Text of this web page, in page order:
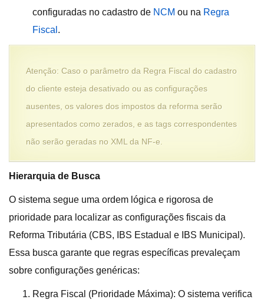
configuradas no cadastro de NCM ou na Regra
Fiscal .
Atenção: Caso o parâmetro da Regra Fiscal do cadastro
do cliente esteja desativado ou as configurações
ausentes, os valores dos impostos da reforma serão
apresentados como zerados, e as tags correspondentes
não serão geradas no XML da NF-e.
Hierarquia de Busca
O sistema segue uma ordem lógica e rigorosa de
prioridade para localizar as configurações fiscais da
Reforma Tributária (CBS, IBS Estadual e IBS Municipal).
Essa busca garante que regras específicas prevaleçam
sobre configurações genéricas:
Regra Fiscal (Prioridade Máxima): O sistema verifica